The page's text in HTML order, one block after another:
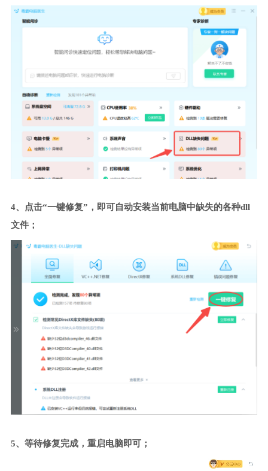
4、点击“一键修复”，即可自动安装当前电脑中缺失的各种dll
文件；
5、等待修复完成，重启电脑即可；